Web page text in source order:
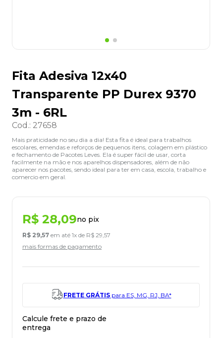
Fita Adesiva 12x40
Transparente PP Durex 9370
3m - 6RL
Cod.: 27658
Mais praticidade no seu dia a dia! Esta fita é ideal para trabalhos
escolares, emendas e reforços de pequenos itens, colagem em plástico
e fechamento de Pacotes Leves. Ela é super fácil de usar, corta
facilmente na mão e nos aparelhos dispensadores, além de não
aparecer nos pacotes, sendo ideal para ter em casa, escola, trabalho e
comercio em geral.
R$ 28,09no pix
R$ 29,57 em até 1x de R$ 29,57
mais formas de pagamento
FRETE GRÁTISpara ES, MG, RJ, BA*